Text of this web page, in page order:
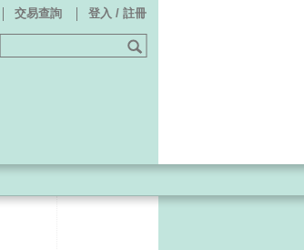
交易查詢 登入 / 註冊